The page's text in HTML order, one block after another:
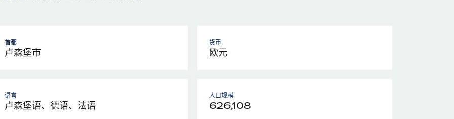
首都
卢森堡市
货币
欧元
语言
卢森堡语、德语、法语
人口规模
626,108